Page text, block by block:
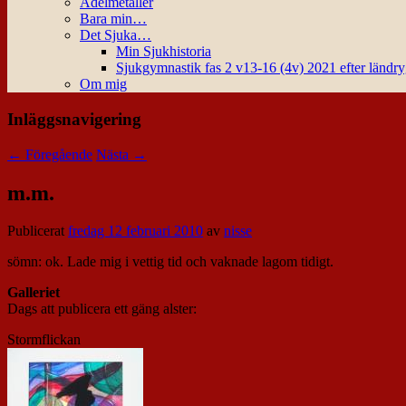
Bara min…
Det Sjuka…
Min Sjukhistoria
Sjukgymnastik fas 2 v13-16 (4v) 2021 efter
Om mig
Inläggsnavigering
← Föregående Nästa →
m.m.
Publiceratfredag 12 februari 2010 av nisse
sömn: ok. Lade mig i vettig tid och vaknade lagom tidigt.
Galleriet
Dags att publicera ett gäng alster:
Stormflickan